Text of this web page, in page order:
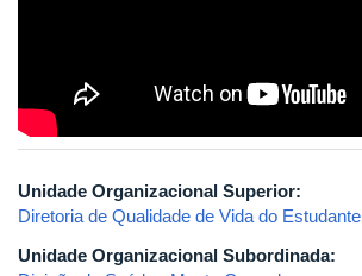
Unidade Organizacional Superior:
Diretoria de Qualidade de Vida do Estudante
Unidade Organizacional Subordinada: